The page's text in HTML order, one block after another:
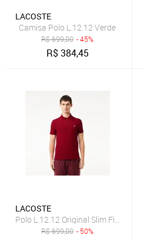
LACOSTE
Camisa Polo L.12.12 Verde
R$699,00 - 45%
R$384,45
LACOSTE
Polo L.12.12 Original Slim Fit Vinho
R$699,00 - 50%